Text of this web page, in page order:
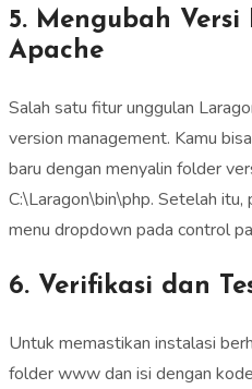
5. Mengubah Versi
Apache
Salah satu fitur unggulan
version management. Kamu
baru dengan menyalin folder
C:\Laragon\bin\php. Setelah itu,
menu dropdown pada control
6. Verifikasi dan
Untuk memastikan instalasi
folder www dan isi dengan